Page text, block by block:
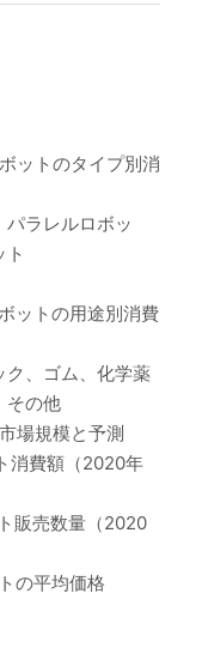
ットのタイプ別消
ラレルロボッ
ト
ットの用途別消費
ク、ゴム、化学薬
その他
場規模と予測
消費額（2020年
販売数量（2020
の平均価格